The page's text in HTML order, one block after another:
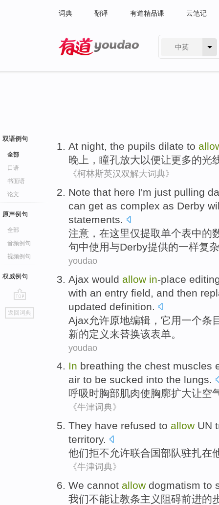
词典 翻译 有道精品课 云笔记
中英
双语例句
全部
口语
书面语
论文
原声例句
全部
音频例句
视频例句
权威例句
go
top
返回词典
At night, the pupils dilate to
晚上 ， 瞳孔放大以便让更多的光
《柯林斯英汉双解大词典》
Note that here I'm just pulling
can get as complex as Derby
statements.
注意 ， 在这里仅提取单个表中的
句中使用与Derby提供的一样复杂
youdao
Ajax would allow in-place
with an entry field and then
updated definition.
Ajax允许原地编辑 ，它 用一个条
新的定义来替换该表单。
youdao
In breathing the chest muscles
air to be sucked into the lungs.
呼吸时胸部肌肉使胸廓扩大让空
《牛津词典》
They have refused to allow UN
territory.
他们拒不允许联合国部队驻扎在
《牛津词典》
We cannot allow dogmatism to
我们不能让教条主义阻碍前进的